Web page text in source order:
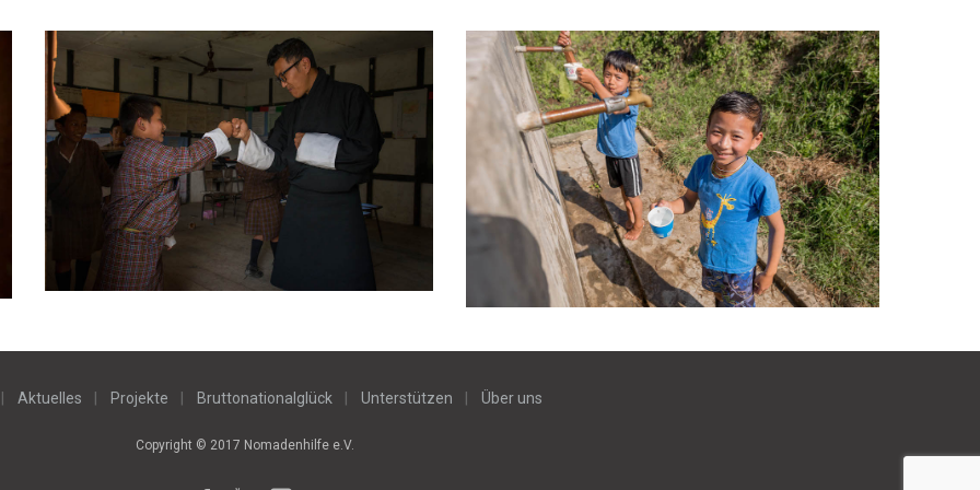
Aktuelles Projekte Bruttonationalglück Unterstützen Über uns
Copyright © 2017 Nomadenhilfe e.V.